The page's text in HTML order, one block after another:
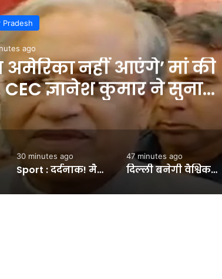
Pradesh
ago
अमेरिका नहीं आएंगे’ मां की
ज्ञानेश कुमार ने सुनाया
– INA
30 minutes ago
Sport : दर्दनाक! मैदान पर बिजली गिरने से हुई फुटबॉलर की मौत, 24 साल की उम्र में LIVE मैच के दौरान गई जान #INA
47 minutes ago
दिल्ली बनेगी वैश्विक सांस्कृतिक केंद्र:डीडीए की खाली जमीनों पर लगेंगे कला मेले, , एलजी ने बनाई रणनीति- INA NEWS